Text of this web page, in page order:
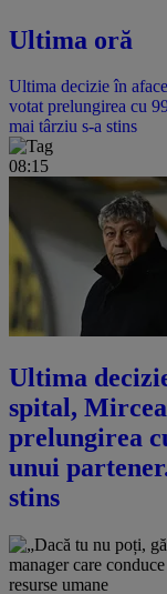
Ultima oră
Ultima decizie în
votat prelungirea cu
mai târziu s-a stins
08:15
Ultima
spital,
prelungirea
unui
stins